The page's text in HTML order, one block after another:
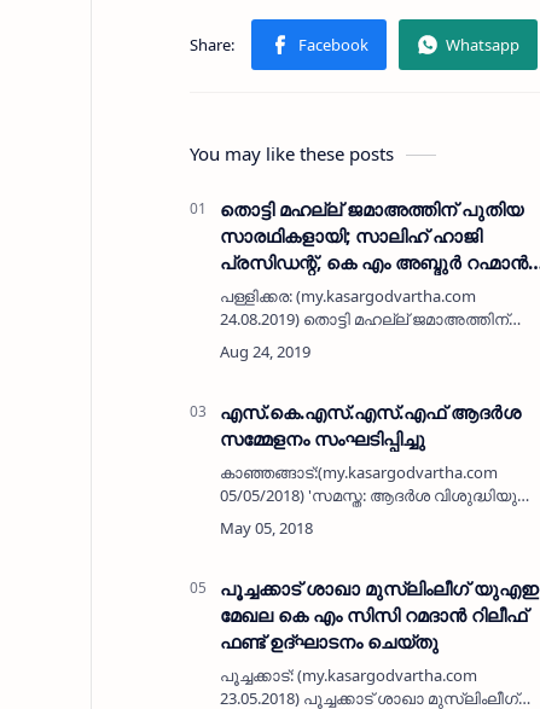
You may like these posts
തൊട്ടി മഹല്ല് ജമാഅത്തിന് പുതിയ
സാരഥികളായി; സാലിഹ് ഹാജി
പ്രസിഡന്റ്, കെ എം അബ്ദുര്‍ റഹ്മാന്‍
ഹാജി ജനറല്‍ സെക്രട്ടറി, കെ എം
സാലിഹ് മാസ്റ്റര്‍ ട്രഷറര്‍)
പള്ളിക്കര: (my.kasargodvartha.com
24.08.2019) തൊട്ടി മഹല്ല് ജമാഅത്തിന്
പുതിയ സാരഥികളായി. തൊട്ടി
നുസ്‌റത്തുല്‍ ഇസ്‌ലാം ജമാഅത്തിന്റ
അബൂത്വാഹിര്‍ അല…
എസ്.കെ.എസ്.എസ്.എഫ് ആദര്‍ശ
സമ്മേളനം സംഘടിപ്പിച്ചു
കാഞ്ഞങ്ങാട്:(my.kasargodvartha.com
05/05/2018) 'സമസ്ത: ആദര്‍ശ വിശുദ്ധിയുടെ
നൂറാം വര്‍ഷത്തിലേക്ക്' എന്ന
പ്രമേയത്തിലൂന്നി ജനുവരി മുതല്‍ മെയ് വരെ
പൂച്ചക്കാട് ശാഖാ മുസ്‌ലിംലീഗ് യുഎഇ
മേഖല കെ എം സിസി റമദാന്‍ റിലീഫ്
ഫണ്ട് ഉദ്ഘാടനം ചെയ്തു
പൂച്ചക്കാട്: (my.kasargodvartha.com
23.05.2018) പൂച്ചക്കാട് ശാഖാ മുസ്‌ലിംലീഗ്